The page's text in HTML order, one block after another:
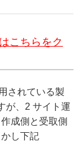
こちらをク
されている製
が、2 サイト運
成側と受取側
し下記